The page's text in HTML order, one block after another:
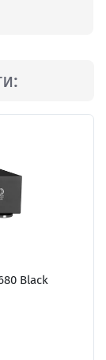
Black